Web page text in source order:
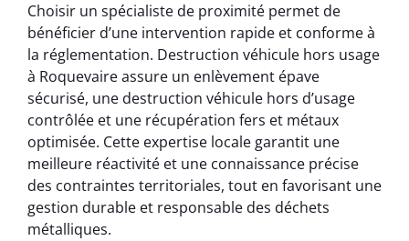
Choisir un spécialiste de proximité permet de
bénéficier d’une intervention rapide et conforme à
la réglementation. Destruction véhicule hors usage
à Roquevaire assure un enlèvement épave
sécurisé, une destruction véhicule hors d’usage
contrôlée et une récupération fers et métaux
optimisée. Cette expertise locale garantit une
meilleure réactivité et une connaissance précise
des contraintes territoriales, tout en favorisant une
gestion durable et responsable des déchets
métalliques.